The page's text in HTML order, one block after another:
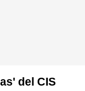
del CIS